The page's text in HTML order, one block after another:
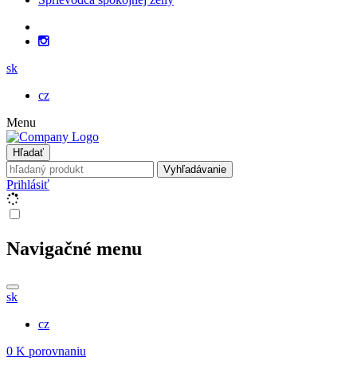
sk
cz
Menu
Hľadať
Vyhľadávanie
Prihlásiť
Navigačné menu
sk
cz
0 K porovnaniu